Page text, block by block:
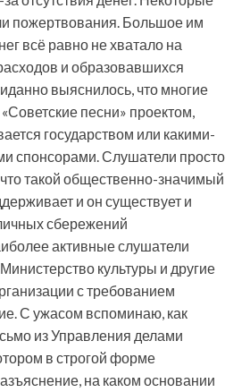
пожертвования. Большое им
всё равно не хватало на
и образовавшихся
выяснилось, что многие
песни» проектом,
государством или какими-
спонсорами. Слушатели просто
такой общественно-значимый
и он существует и
сбережений
активные слушатели
культуры и другие
с требованием
С ужасом вспоминаю, как
из Управления делами
в строгой форме
на каком основании